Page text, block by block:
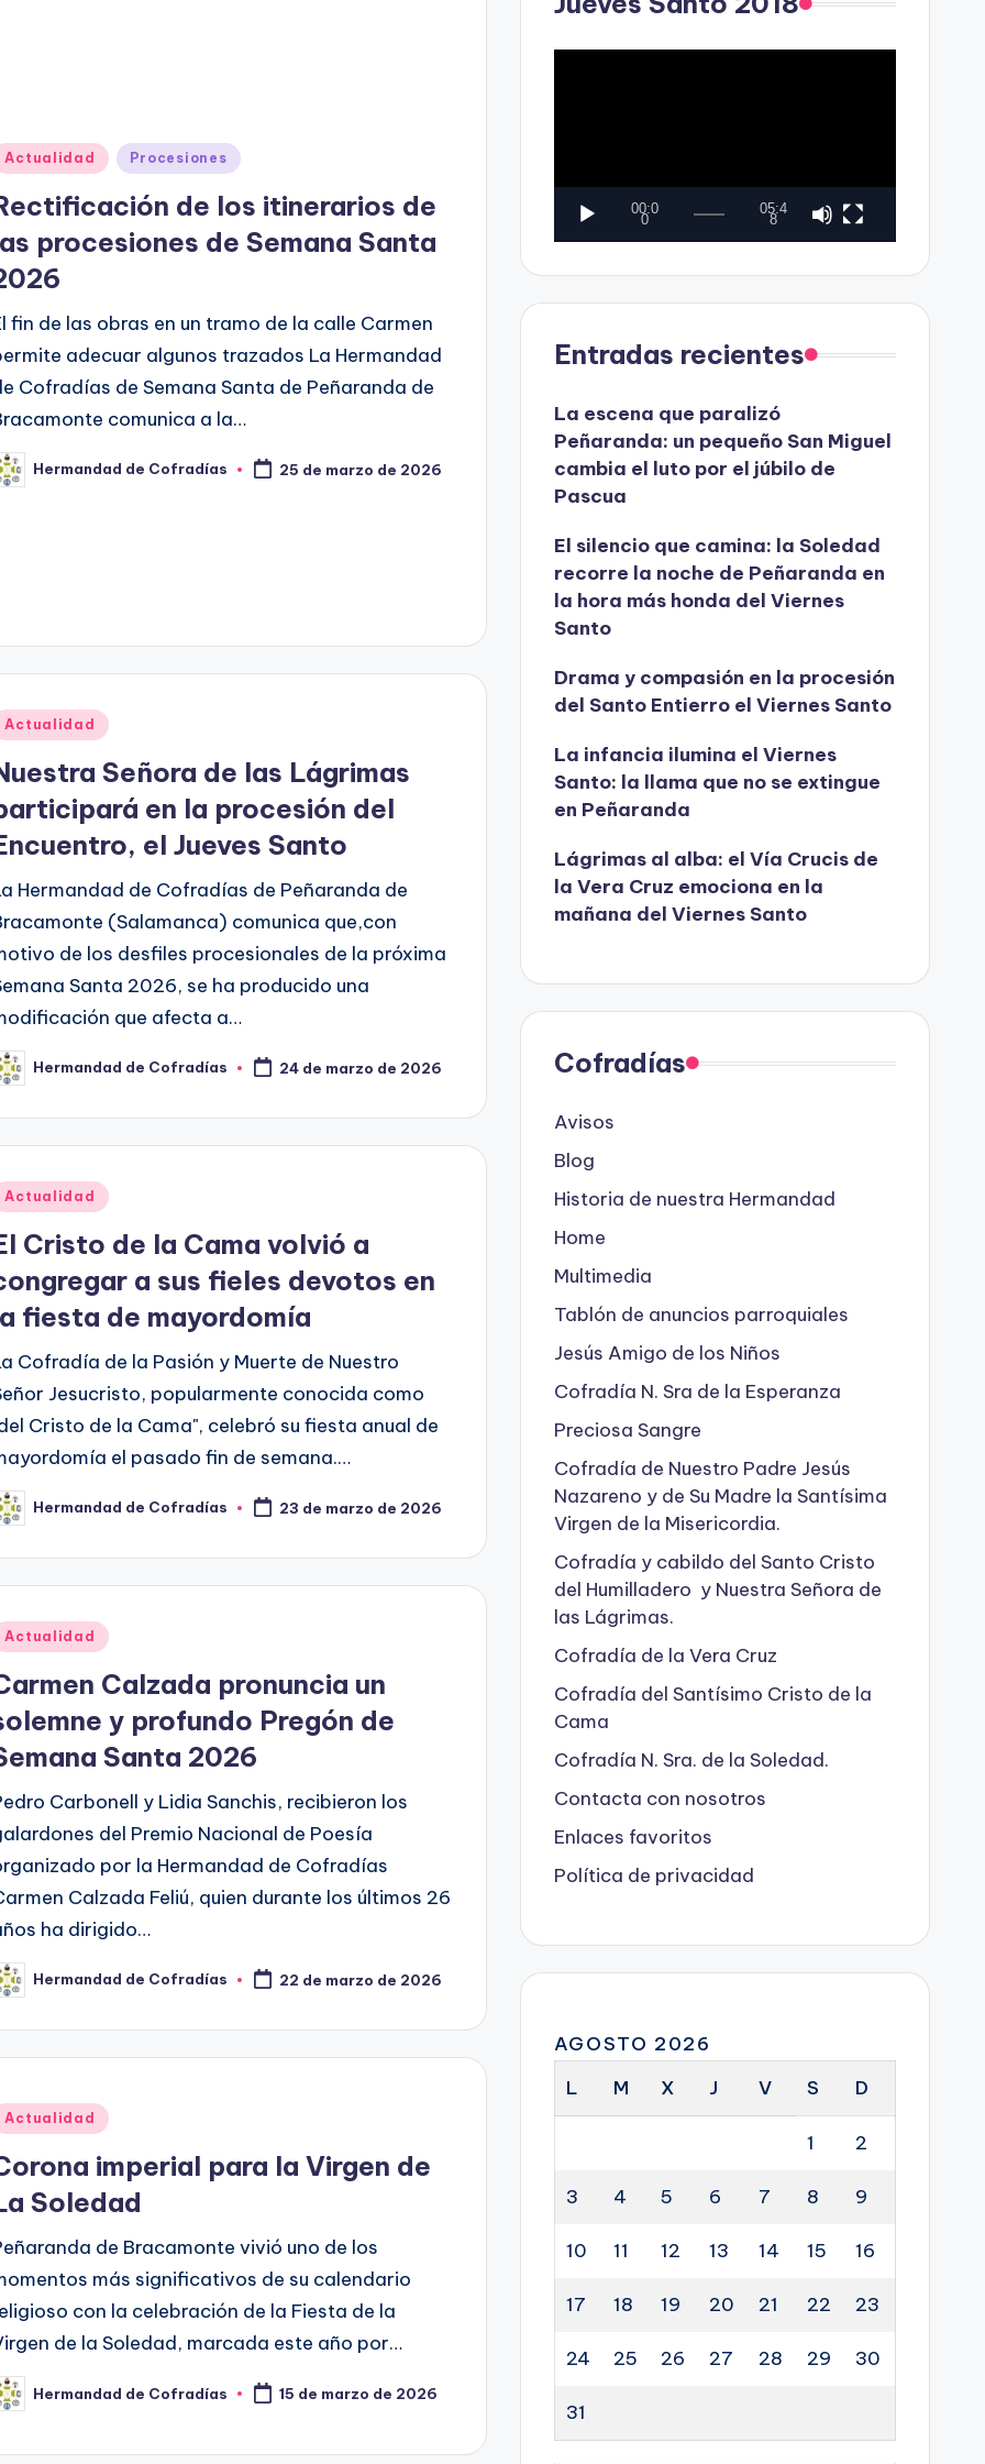
Actualidad Procesiones
de los itinerarios de
procesiones de Semana Santa
fin de las obras en un tramo de la calle Carmen
adecuar algunos trazados La Hermandad
Cofradías de Semana Santa de Peñaranda de
comunica a la…
Hermandad de Cofradías 25 de marzo de 2026
Actualidad
Señora de las Lágrimas
en la procesión del
el Jueves Santo
Hermandad de Cofradías de Peñaranda de
(Salamanca) comunica que,con
de los desfiles procesionales de la próxima
Santa 2026, se ha producido una
que afecta a…
Hermandad de Cofradías 24 de marzo de 2026
Actualidad
Cristo de la Cama volvió a
a sus fieles devotos en
fiesta de mayordomía
Cofradía de la Pasión y Muerte de Nuestro
Jesucristo, popularmente conocida como
Cristo de la Cama", celebró su fiesta anual de
el pasado fin de semana.…
Hermandad de Cofradías 23 de marzo de 2026
Actualidad
Calzada pronuncia un
y profundo Pregón de
Santa 2026
Carbonell y Lidia Sanchis, recibieron los
del Premio Nacional de Poesía
por la Hermandad de Cofradías
Calzada Feliú, quien durante los últimos 26
ha dirigido…
Hermandad de Cofradías 22 de marzo de 2026
Actualidad
imperial para la Virgen de
Soledad
de Bracamonte vivió uno de los
más significativos de su calendario
con la celebración de la Fiesta de la
de la Soledad, marcada este año por…
Hermandad de Cofradías 15 de marzo de 2026
d
o
o
d
e
v
í
d
e
o
00:0
0
05:4
8
Entradas recientes
La escena que paralizó
Peñaranda: un pequeño San Miguel
cambia el luto por el júbilo de
Pascua
El silencio que camina: la Soledad
recorre la noche de Peñaranda en
la hora más honda del Viernes
Santo
Drama y compasión en la procesión
del Santo Entierro el Viernes Santo
La infancia ilumina el Viernes
Santo: la llama que no se extingue
en Peñaranda
Lágrimas al alba: el Vía Crucis de
la Vera Cruz emociona en la
mañana del Viernes Santo
Cofradías
Avisos
Blog
Historia de nuestra Hermandad
Home
Multimedia
Tablón de anuncios parroquiales
Jesús Amigo de los Niños
Cofradía N. Sra de la Esperanza
Preciosa Sangre
Cofradía de Nuestro Padre Jesús
Nazareno y de Su Madre la Santísima
Virgen de la Misericordia.
Cofradía y cabildo del Santo Cristo
del Humilladero y Nuestra Señora de
las Lágrimas.
Cofradía de la Vera Cruz
Cofradía del Santísimo Cristo de la
Cama
Cofradía N. Sra. de la Soledad.
Contacta con nosotros
Enlaces favoritos
Política de privacidad
AGOSTO 2026
L
M X J V S D
1 2
3 4 5 6 7 8 9
10 11 12 13 14 15 16
17 18 19 20 21 22 23
24 25 26 27 28 29 30
31